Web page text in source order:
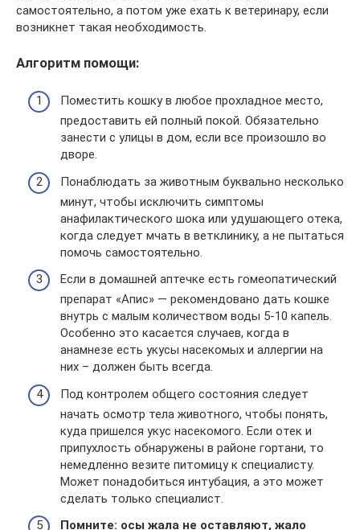
самостоятельно, а потом уже ехать к ветеринару, если
возникнет такая необходимость.
Алгоритм помощи:
Поместить кошку в любое прохладное место,
предоставить ей полный покой. Обязательно
занести с улицы в дом, если все произошло во
дворе.
Понаблюдать за животным буквально несколько
минут, чтобы исключить симптомы
анафилактического шока или удушающего отека,
когда следует мчать в ветклинику, а не пытаться
помочь самостоятельно.
Если в домашней аптечке есть гомеопатический
препарат «Апис» — рекомендовано дать кошке
внутрь с малым количеством воды 5-10 капель.
Особенно это касается случаев, когда в
анамнезе есть укусы насекомых и аллергии на
них – должен быть всегда.
Под контролем общего состояния следует
начать осмотр тела животного, чтобы понять,
куда пришелся укус насекомого. Если отек и
припухлость обнаружены в районе гортани, то
немедленно везите питомицу к специалисту.
Может понадобиться интубация, а это может
сделать только специалист.
Помните: осы жала не оставляют, жало